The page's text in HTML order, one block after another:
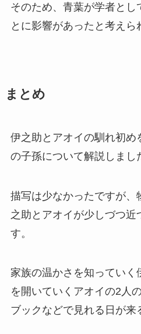
そのため、青葉が学者とし
とに影響があったと考えら
まとめ
伊之助とアオイの馴れ初め
の子孫について解説しまし
描写は少なかったですが、
之助とアオイが少しづつ近
す。
家族の温かさを知っていく
を開いていくアオイの2人
ブックなどで見れる日が来